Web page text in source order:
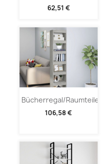
62,51 €
Bücherregal/Raumteiler...
106,58 €